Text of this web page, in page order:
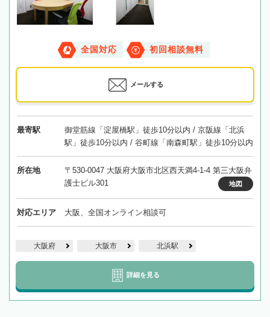
全国対応 初回相談無料
メールする
最寄駅
御堂筋線「淀屋橋駅」徒歩10分以内 / 京阪線「北浜
駅」徒歩10分以内 / 谷町線「南森町駅」徒歩10分以内
所在地
〒530-0047 大阪府大阪市北区西天満4-1-4 第三大阪弁
護士ビル301
地図
対応エリア 大阪、全国オンライン相談可
大阪府 大阪市 北浜駅
詳細を見る